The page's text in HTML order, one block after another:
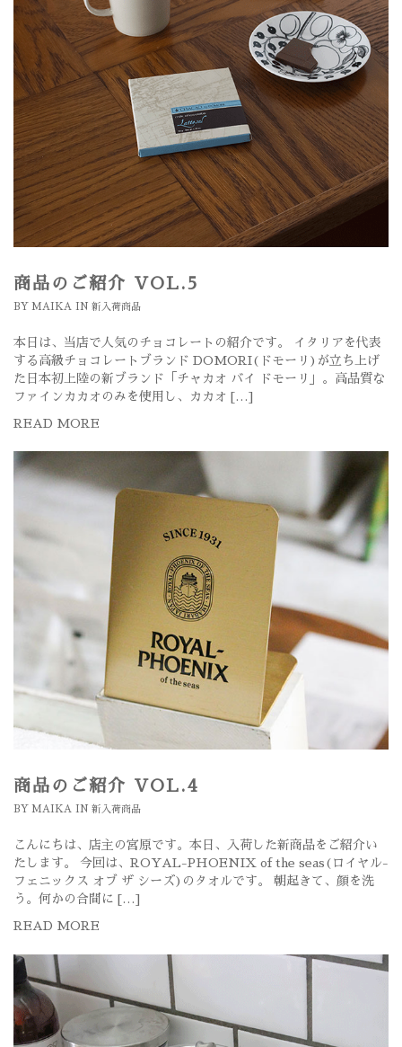
商品のご紹介 VOL.5
BY MAIKA IN 新入荷商品
本日は、当店で人気のチョコレートの紹介です。 イタリアを代表
する高級チョコレートブランド DOMORI(ドモーリ)が立ち上げ
た日本初上陸の新ブランド「チャカオ バイ ドモーリ」。高品質な
ファインカカオのみを使用し、カカオ […]
READ MORE
商品のご紹介 VOL.4
BY MAIKA IN 新入荷商品
こんにちは、店主の宮原です。本日、入荷した新商品をご紹介い
たします。 今回は、ROYAL-PHOENIX of the seas(ロイヤル-
フェニックス オブ ザ シーズ)のタオルです。 朝起きて、顔を洗
う。何かの合間に […]
READ MORE